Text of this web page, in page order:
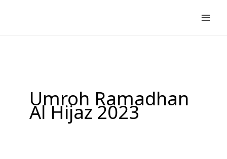
konten
Umroh Ramadhan
Al Hijaz 2023